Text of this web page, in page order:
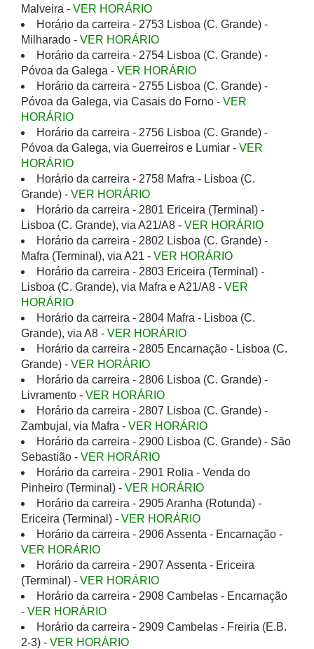
Malveira - VER HORÁRIO
Horário da carreira - 2753 Lisboa (C. Grande) -
Milharado - VER HORÁRIO
Horário da carreira - 2754 Lisboa (C. Grande) -
Póvoa da Galega - VER HORÁRIO
Horário da carreira - 2755 Lisboa (C. Grande) -
Póvoa da Galega, via Casais do Forno - VER
HORÁRIO
Horário da carreira - 2756 Lisboa (C. Grande) -
Póvoa da Galega, via Guerreiros e Lumiar - VER
HORÁRIO
Horário da carreira - 2758 Mafra - Lisboa (C.
Grande) - VER HORÁRIO
Horário da carreira - 2801 Ericeira (Terminal) -
Lisboa (C. Grande), via A21/A8 - VER HORÁRIO
Horário da carreira - 2802 Lisboa (C. Grande) -
Mafra (Terminal), via A21 - VER HORÁRIO
Horário da carreira - 2803 Ericeira (Terminal) -
Lisboa (C. Grande), via Mafra e A21/A8 - VER
HORÁRIO
Horário da carreira - 2804 Mafra - Lisboa (C.
Grande), via A8 - VER HORÁRIO
Horário da carreira - 2805 Encarnação - Lisboa (C.
Grande) - VER HORÁRIO
Horário da carreira - 2806 Lisboa (C. Grande) -
Livramento - VER HORÁRIO
Horário da carreira - 2807 Lisboa (C. Grande) -
Zambujal, via Mafra - VER HORÁRIO
Horário da carreira - 2900 Lisboa (C. Grande) - São
Sebastião - VER HORÁRIO
Horário da carreira - 2901 Rolia - Venda do
Pinheiro (Terminal) - VER HORÁRIO
Horário da carreira - 2905 Aranha (Rotunda) -
Ericeira (Terminal) - VER HORÁRIO
Horário da carreira - 2906 Assenta - Encarnação -
VER HORÁRIO
Horário da carreira - 2907 Assenta - Ericeira
(Terminal) - VER HORÁRIO
Horário da carreira - 2908 Cambelas - Encarnação
- VER HORÁRIO
Horário da carreira - 2909 Cambelas - Freiria (E.B.
2-3) - VER HORÁRIO